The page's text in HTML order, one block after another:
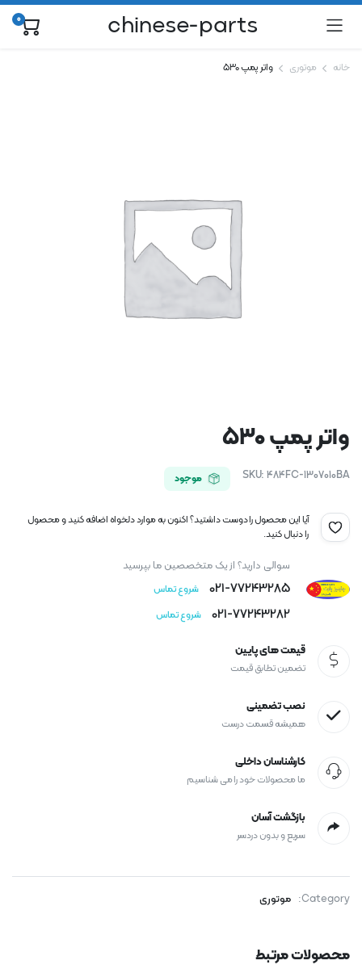
chinese-parts
0
خانه موتوری واتر پمپ ۵۳۰
واتر پمپ ۵۳۰
SKU: 484FC-1307010BA موجود
آیا این محصول را دوست داشتید؟ اکنون به موارد دلخواه اضافه کنید و محصول
را دنبال کنید.
سوالی دارید؟ از یک متخصصین ما بپرسید
021-77243285 شروع تماس
021-77243282 شروع تماس
قیمت های پایین
تضمین تطابق قیمت
نصب تضمینی
همیشه قسمت درست
کارشناسان داخلی
ما محصولات خود را می شناسیم
بازگشت آسان
سریع و بدون دردسر
Category: موتوری
محصولات مرتبط